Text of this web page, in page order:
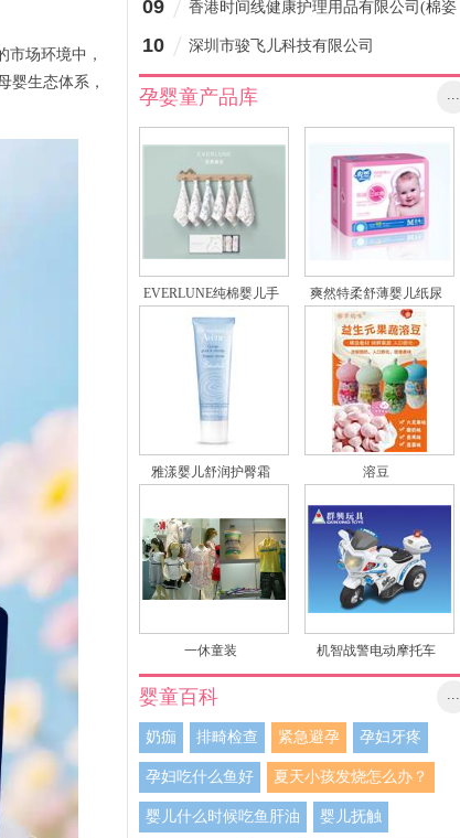
场环境中，
婴生态体系，
粉）
香港时间线健康护理用品有限公司(棉姿
坊)
09 /
深圳市骏飞儿科技有限公司
10 /
...
孕婴童产品库
EVERLUNE纯棉婴儿手
帕
爽然特柔舒薄婴儿纸尿
裤
雅漾婴儿舒润护臀霜 溶豆
一休童装 机智战警电动摩托车
...
婴童百科
奶痂 排畸检查 紧急避孕 孕妇牙疼
孕妇吃什么鱼好 夏天小孩发烧怎么办？
婴儿什么时候吃鱼肝油 婴儿抚触